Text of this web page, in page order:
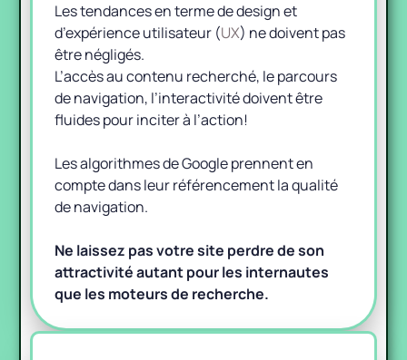
Les tendances en terme de design et
d’expérience utilisateur (UX) ne doivent pas
être négligés.
L’accès au contenu recherché, le parcours
de navigation, l’interactivité doivent être
fluides pour inciter à l’action!
Les algorithmes de Google prennent en
compte dans leur référencement la qualité
de navigation.
Ne laissez pas votre site perdre de son
attractivité autant pour les internautes
que les moteurs de recherche.